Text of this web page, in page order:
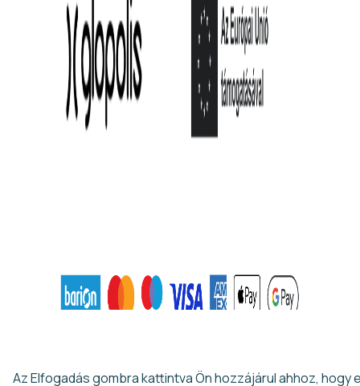
Az Elfogadás gombra kattintva Ön hozzájárul ahhoz, hogy